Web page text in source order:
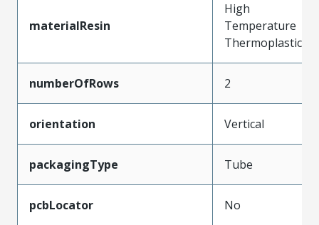
materialResin
High
Temperature
Thermoplastic
numberOfRows 2
orientation Vertical
packagingType Tube
pcbLocator No